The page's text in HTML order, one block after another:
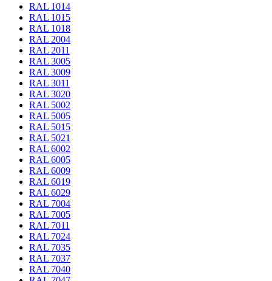
RAL 1014
RAL 1015
RAL 1018
RAL 2004
RAL 2011
RAL 3005
RAL 3009
RAL 3011
RAL 3020
RAL 5002
RAL 5005
RAL 5015
RAL 5021
RAL 6002
RAL 6005
RAL 6009
RAL 6019
RAL 6029
RAL 7004
RAL 7005
RAL 7011
RAL 7024
RAL 7035
RAL 7037
RAL 7040